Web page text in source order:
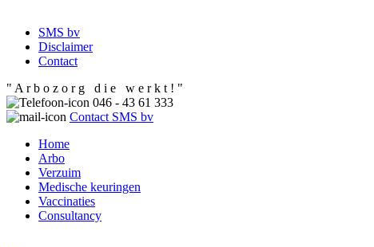
SMS bv
Disclaimer
Contact
" A r b o z o r g d i e w e r k t ! "
046 - 43 61 333
Contact SMS bv
Home
Arbo
Verzuim
Medische keuringen
Vaccinaties
Consultancy